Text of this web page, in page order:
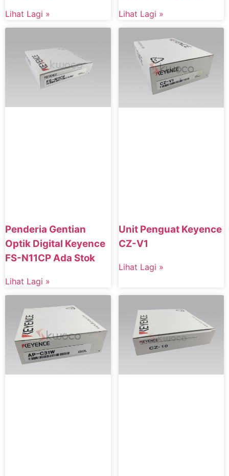
Lihat Lagi » Lihat Lagi »
Penderia Gentian
Optik Digital Keyence
FS-N11CP Ada Stok
Lihat Lagi »
Unit Penguat Keyence
CZ-V1
Lihat Lagi »